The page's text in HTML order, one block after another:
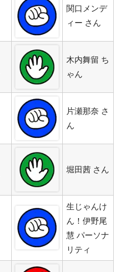
関口メンデ
ィー さん
木内舞留 ち
ゃん
片瀬那奈 さ
ん
堀田茜 さん
生じゃんけ
ん！伊野尾
慧 パーソナ
リティ